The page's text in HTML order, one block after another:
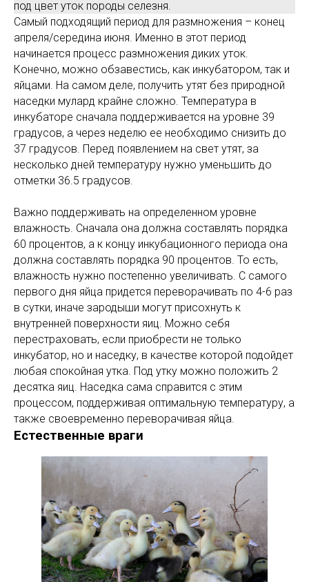
под цвет уток породы селезня.
Самый подходящий период для размножения – конец
апреля/середина июня. Именно в этот период
начинается процесс размножения диких уток.
Конечно, можно обзавестись, как инкубатором, так и
яйцами. На самом деле, получить утят без природной
наседки мулард крайне сложно. Температура в
инкубаторе сначала поддерживается на уровне 39
градусов, а через неделю ее необходимо снизить до
37 градусов. Перед появлением на свет утят, за
несколько дней температуру нужно уменьшить до
отметки 36.5 градусов.
Важно поддерживать на определенном уровне
влажность. Сначала она должна составлять порядка
60 процентов, а к концу инкубационного периода она
должна составлять порядка 90 процентов. То есть,
влажность нужно постепенно увеличивать. С самого
первого дня яйца придется переворачивать по 4-6 раз
в сутки, иначе зародыши могут присохнуть к
внутренней поверхности яиц. Можно себя
перестраховать, если приобрести не только
инкубатор, но и наседку, в качестве которой подойдет
любая спокойная утка. Под утку можно положить 2
десятка яиц. Наседка сама справится с этим
процессом, поддерживая оптимальную температуру, а
также своевременно переворачивая яйца.
Естественные враги